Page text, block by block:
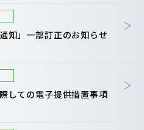
知」一部訂正のお知らせ
しての電子提供措置事項